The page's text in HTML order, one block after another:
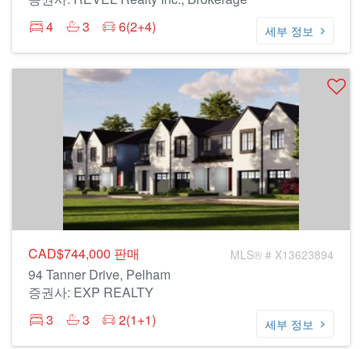
4
3 6(2+4) 세부 정보
CAD$744,000 판매 MLS® # X13623894
94 Tanner Drive, Pelham
증권사: EXP REALTY
3
3 2(1+1) 세부 정보